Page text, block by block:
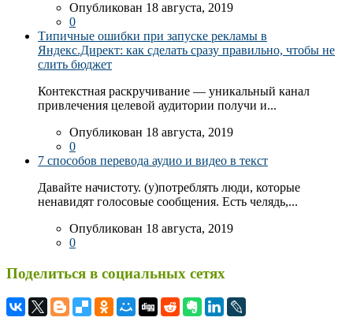
Опубликован 18 августа, 2019
0
Типичные ошибки при запуске рекламы в
Яндекс.Директ: как сделать сразу правильно, чтобы не
слить бюджет
Контекстная раскручивание — уникальный канал
привлечения целевой аудитории получи и...
Опубликован 18 августа, 2019
0
7 способов перевода аудио и видео в текст
Давайте начистоту. (у)потреблять люди, которые
ненавидят голосовые сообщения. Есть челядь,...
Опубликован 18 августа, 2019
0
Поделиться в социальных сетях